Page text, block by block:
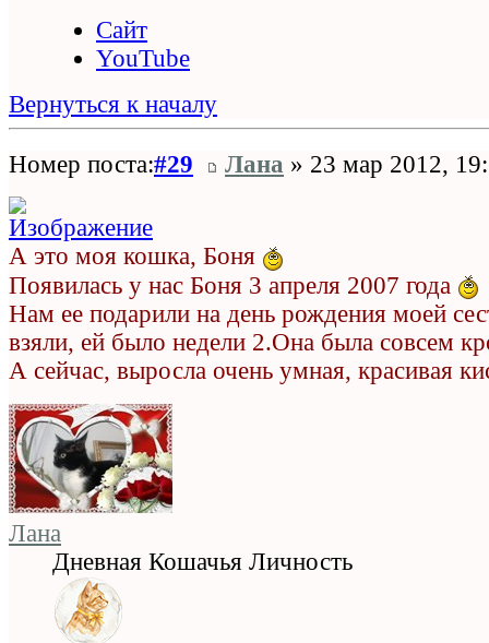
Сайт
YouTube
Вернуться к началу
Номер поста:#29 Лана » 23 мар 2012,
А это моя кошка, Боня
Появилась у нас Боня 3 апреля 2007 года
Нам ее подарили на день рождения моей
взяли, ей было недели 2.Она была совсем
А сейчас, выросла очень умная, красивая
Лана
Дневная Кошачья Личность